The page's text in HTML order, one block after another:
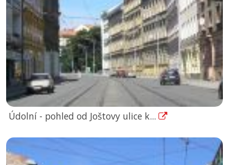
Údolní - pohled od Joštovy ulice k...